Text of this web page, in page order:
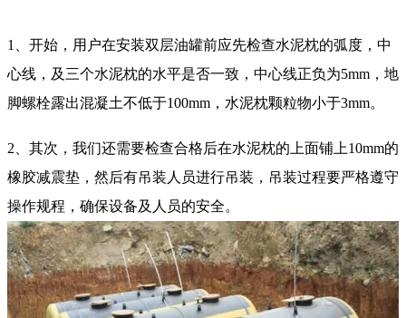
1、开始，用户在安装双层油罐前应先检查水泥枕的弧度，中
心线，及三个水泥枕的水平是否一致，中心线正负为5mm，地
脚螺栓露出混凝土不低于100mm，水泥枕颗粒物小于3mm。
2、其次，我们还需要检查合格后在水泥枕的上面铺上10mm的
橡胶减震垫，然后有吊装人员进行吊装，吊装过程要严格遵守
操作规程，确保设备及人员的安全。